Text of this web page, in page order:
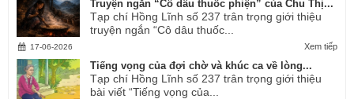
Truyện ngắn “Cô dâu thuốc phiện” của Chu Thị...
Tạp chí Hồng Lĩnh số 237 trân trọng giới thiệu
truyện ngắn “Cô dâu thuốc...
Xem tiếp
17-06-2026
Tiếng vọng của đợi chờ và khúc ca về lòng...
Tạp chí Hồng Lĩnh số 237 trân trọng giới thiệu
bài viết “Tiếng vọng của...